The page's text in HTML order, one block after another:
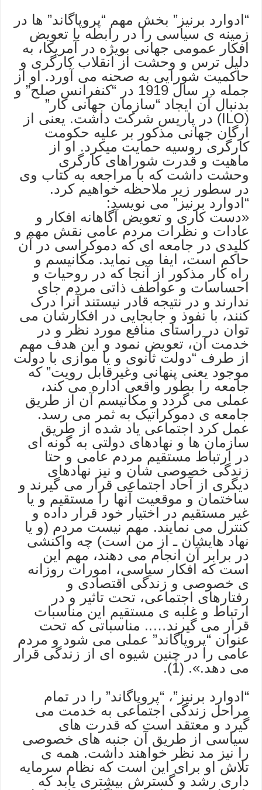
“ادوارد برنیز” بخش مهم “پروپاگاند” ها در
زمینه ی سیاسی را در رابطه با تعویض
افکار عمومی جهانی بویژه در آمریکا، به
دلیل ترس و وحشت از انقلاب کارگری و
حاکمیت شورایی به صحنه می آورد. او از
جمله در سال 1919 در “کنفرانس صلح” و
بدنبال آن ایجاد “سازمان جهانی کار”
(ILO) در پاریس شرکت داشت. یعنی از
ارگان جهانی مذکور بر علیه حکومت
کارگری روسیه حمایت میکرد. او از
ماهیت و قدرت شوراهای کارگری
وحشت داشت که با مراجعه به کتاب وی
در سطور زیر ملاحظه خواهیم کرد.
“ادوارد برنیز” می نویسد:
«دست کاری و تعویض آگاهانه افکار و
عادات و نظرات مردم عامی نقش مهم و
کلیدی در جامعه ای که دموکراسی در آن
حاکم است، ایفا می نماید. مکانیسم و
راه کار مذکور از آنجا که در روحیات و
احساسات و عواطف ذاتی مردم جای
ندارند و در نتیجه قادر نیستند آنرا درک
کنند، با نفوذ و جابجایی در افکارشان می
توان در راستای منافع مورد نظر و در
خدمت آن، تعویض نمود و این هدف مهم
از طرف “دولت ثانوی و یا موازی با دولت
موجود یعنی پنهانی وغیرقابل رویت” که
جامعه را بطور واقعی اداره می کند،
عملی می گردد و مکانیسم آن از طریق
جامعه ی دموکراتیک به ثمر می رسد.
عمل کرد اجتماعی یاد شده از طریق
سازمان ها و نهادهای دولتی به گونه ای
در ارتباط مستقیم مردم عامی و حتا
زندگی خصوصی شان و نیز نهادهای
دیگری از آحاد اجتماعی قرار می گیرند و
ساختمان و موقعیت آنها را مستقیم و یا
غیر مستقیم در اختیار خود قرار داده و
کنترل می نمایند. مهم نیست مردم (و یا
نهاد هایشان ـ از من است) چه واکنشی
در برابر آن انجام می دهند، مهم این
است که افکار سیاسی، امورات روزانه
ی خصوصی و زندگی اقتصادی و
رفتارهای اجتماعی، تحت تاثیر و در
ارتباط و غلبه ی مستقیم این مناسبات
قرار می گیرند….. مناسباتی که تحت
عنوان “پروپاگاند” عملی می شود و مردم
عامی را در چنین شیوه ای از زندگی قرار
می دهد.». (1).
“ادوارد برنیز”، “پروپاگاند” را در تمام
مراحل زندگی اجتماعی به خدمت می
گیرد و معتقد است که قدرت های
سیاسی از طریق آن جنبه های خصوصی
را نیز مد نظر خواهند داشت. همه ی
تلاش او برای این است که نظام سرمایه
داری رشد و گسترش بیشتری یابد که